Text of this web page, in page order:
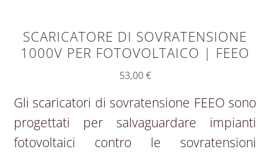
SCARICATORE DI SOVRATENSIONE
1000V PER FOTOVOLTAICO | FEEO
53,00€
Gli scaricatori di sovratensione FEEO sono
progettati per salvaguardare impianti
fotovoltaici contro le sovratensioni